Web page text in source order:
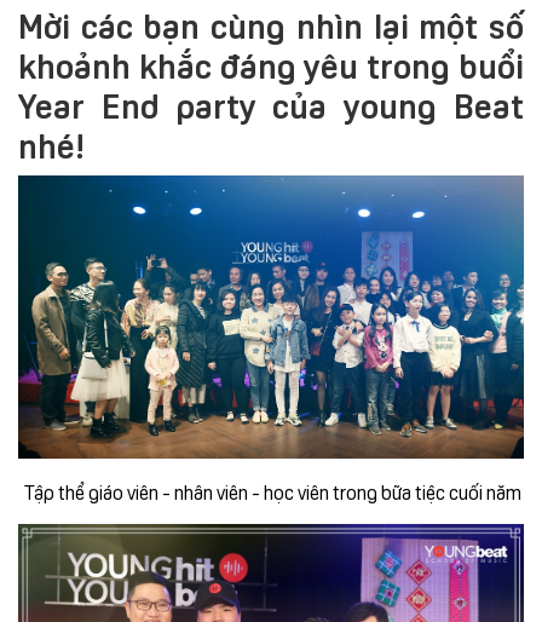
Mời các bạn cùng nhìn lại một số
khoảnh khắc đáng yêu trong buổi
Year End party của young Beat
nhé!
Tập thể giáo viên - nhân viên - học viên trong bữa tiệc cuối năm